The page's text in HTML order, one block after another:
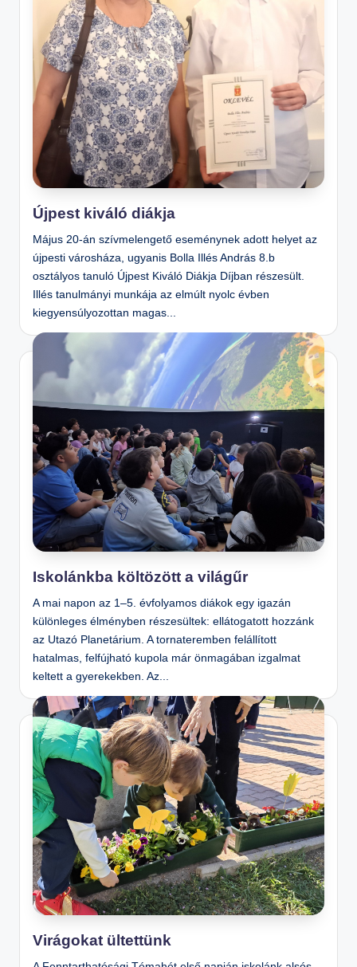
a
Újpest kiváló diákja
Május 20-án szívmelengető eseménynek adott helyet az
újpesti városháza, ugyanis Bolla Illés András 8.b
osztályos tanuló Újpest Kiváló Diákja Díjban részesült.
Illés tanulmányi munkája az elmúlt nyolc évben
kiegyensúlyozottan magas...
Iskolánkba költözött a világűr
A mai napon az 1–5. évfolyamos diákok egy igazán
különleges élményben részesültek: ellátogatott hozzánk
az Utazó Planetárium. A tornateremben felállított
hatalmas, felfújható kupola már önmagában izgalmat
keltett a gyerekekben. Az...
Virágokat ültettünk